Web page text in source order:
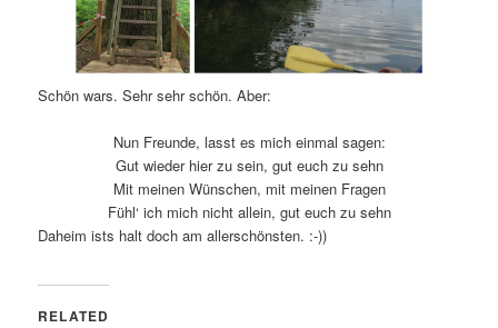
Schön wars. Sehr sehr schön. Aber:
Nun Freunde, lasst es mich einmal sagen:
Gut wieder hier zu sein, gut euch zu sehn
Mit meinen Wünschen, mit meinen Fragen
Fühl‘ ich mich nicht allein, gut euch zu sehn
Daheim ists halt doch am allerschönsten. :-))
RELATED